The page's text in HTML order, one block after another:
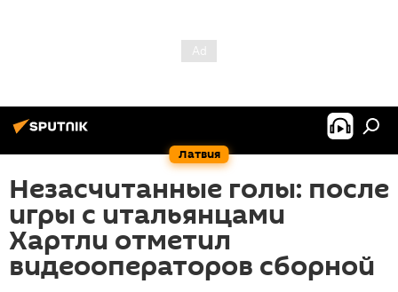
Латвия
Незасчитанные голы: после
игры с итальянцами
Хартли отметил
видеооператоров сборной